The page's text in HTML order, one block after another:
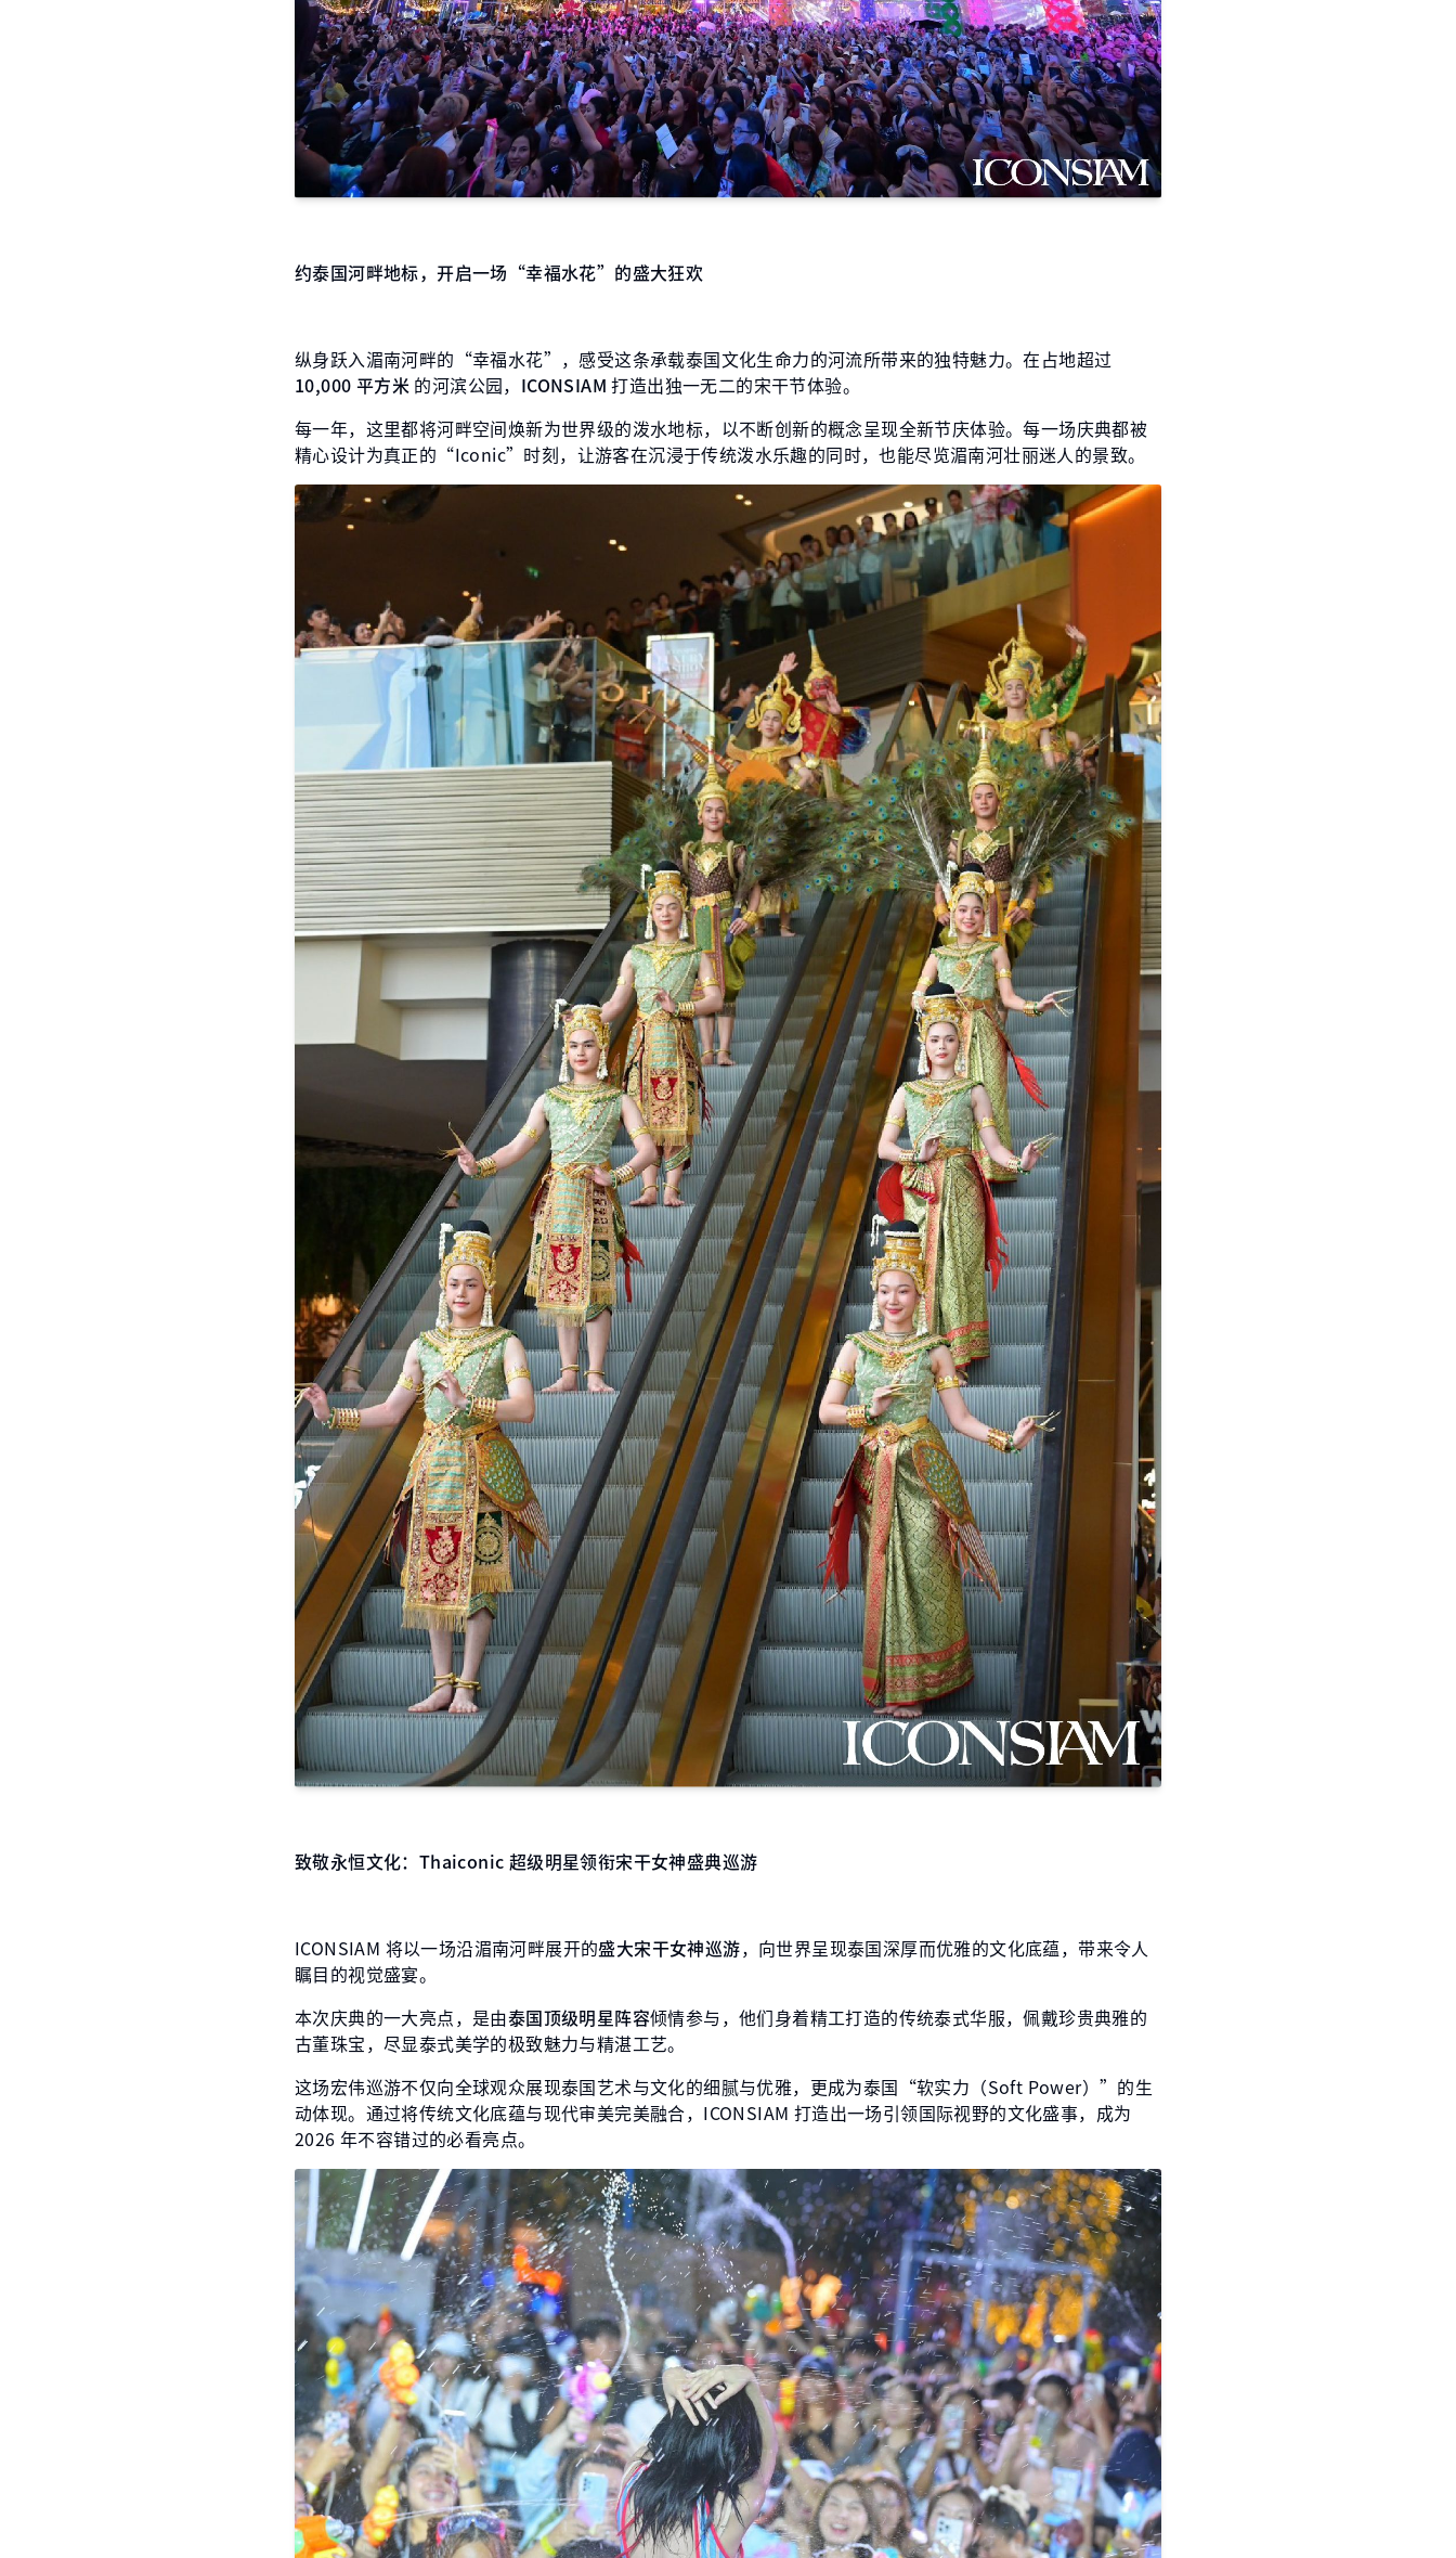
约泰国河畔地标，开启一场“幸福水花”的盛大狂欢
纵身跃入湄南河畔的“幸福水花”，感受这条承载泰国文化生命力的河流所带来的独特魅力。在占地超过
10,000 平方米 的河滨公园， ICONSIAM 打造出独一无二的宋干节体验。
每一年，这里都将河畔空间焕新为世界级的泼水地标，以不断创新的概念呈现全新节庆体验。每一场庆典都被
精心设计为真正的“Iconic”时刻，让游客在沉浸于传统泼水乐趣的同时，也能尽览湄南河壮丽迷人的景致。
致敬永恒文化：Thaiconic 超级明星领衔宋干女神盛典巡游
ICONSIAM 将以一场沿湄南河畔展开的盛大宋干女神巡游，向世界呈现泰国深厚而优雅的文化底蕴，带来令人
瞩目的视觉盛宴。
本次庆典的一大亮点，是由泰国顶级明星阵容倾情参与，他们身着精工打造的传统泰式华服，佩戴珍贵典雅的
古董珠宝，尽显泰式美学的极致魅力与精湛工艺。
这场宏伟巡游不仅向全球观众展现泰国艺术与文化的细腻与优雅，更成为泰国“软实力（Soft Power）”的生
动体现。通过将传统文化底蕴与现代审美完美融合，ICONSIAM 打造出一场引领国际视野的文化盛事，成为
2026 年不容错过的必看亮点。